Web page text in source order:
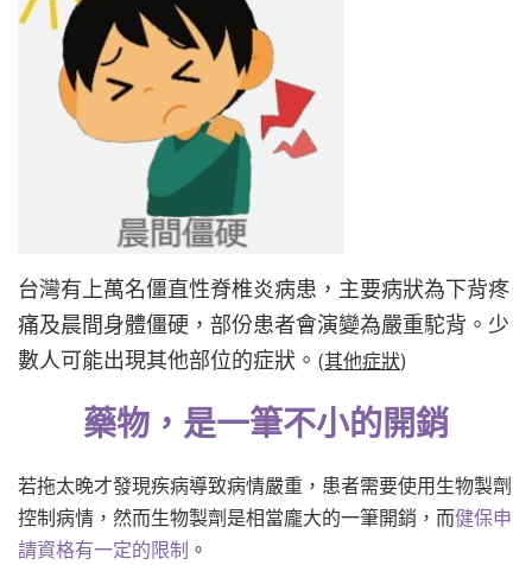
台灣有上萬名僵直性脊椎炎病患，主要病狀為下背疼
痛及晨間身體僵硬，部份患者會演變為嚴重駝背。少
數人可能出現其他部位的症狀。 (其他症狀)
藥物，是一筆不小的開銷
若拖太晚才發現疾病導致病情嚴重，患者需要使用生物製劑
控制病情，然而生物製劑是相當龐大的一筆開銷，而健保申
請資格有一定的限制 。